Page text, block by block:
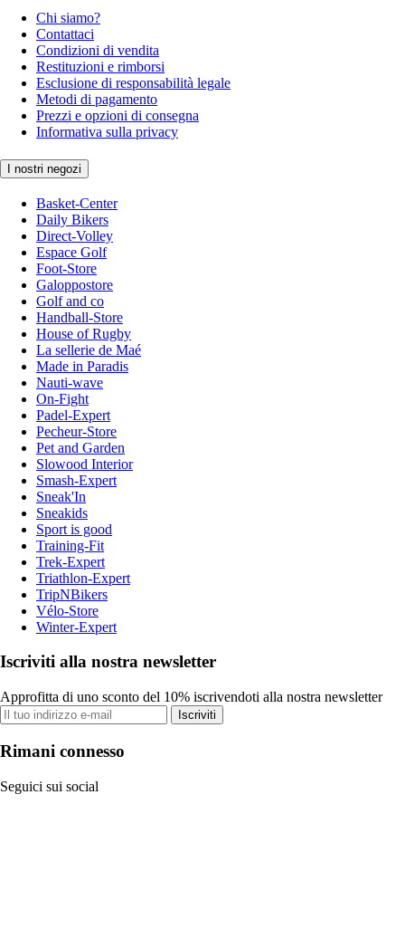
Chi siamo?
Contattaci
Condizioni di vendita
Restituzioni e rimborsi
Esclusione di responsabilità legale
Metodi di pagamento
Prezzi e opzioni di consegna
Informativa sulla privacy
I nostri negozi
Basket-Center
Daily Bikers
Direct-Volley
Espace Golf
Foot-Store
Galoppostore
Golf and co
Handball-Store
House of Rugby
La sellerie de Maé
Made in Paradis
Nauti-wave
On-Fight
Padel-Expert
Pecheur-Store
Pet and Garden
Slowood Interior
Smash-Expert
Sneak'In
Sneakids
Sport is good
Training-Fit
Trek-Expert
Triathlon-Expert
TripNBikers
Vélo-Store
Winter-Expert
Iscriviti alla nostra newsletter
Approfitta di uno sconto del 10% iscrivendoti alla nostra newsletter
Iscriviti
Rimani connesso
Seguici sui social